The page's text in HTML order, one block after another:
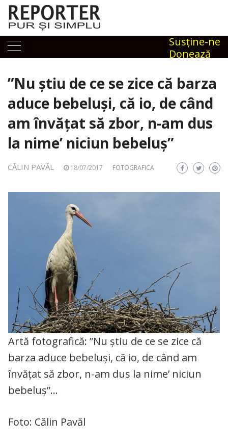
Skip
content
Susţine-ne
Donează
”Nu știu de ce se zice că barza
aduce bebeluși, că io, de când
am învățat să zbor, n-am dus
la nime’ niciun bebeluș”
CĂLIN PAVĂL 18/07/2017 FOTOGRAFICA
Artă fotografică: ”Nu știu de ce se zice că
barza aduce bebeluși, că io, de când am
învățat să zbor, n-am dus la nime’ niciun
bebeluș”…
Foto: Călin Pavăl